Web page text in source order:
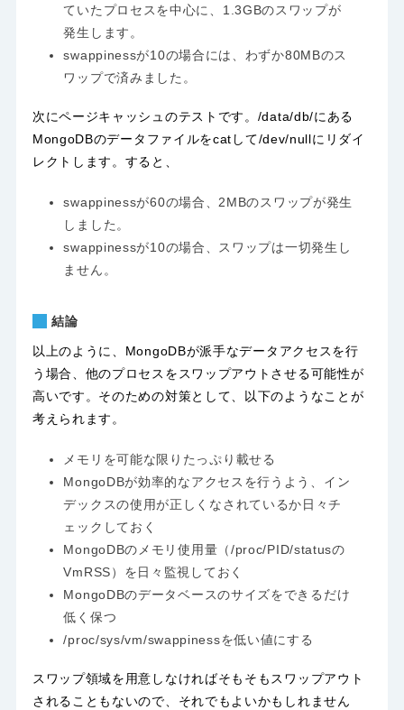
ていたプロセスを中心に、1.3GBのスワップが
発生します。
swappinessが10の場合には、わずか80MBのス
ワップで済みました。
次にページキャッシュのテストです。/data/db/にある
MongoDBのデータファイルをcatして/dev/nullにリダイ
レクトします。すると、
swappinessが60の場合、2MBのスワップが発生
しました。
swappinessが10の場合、スワップは一切発生し
ません。
結論
以上のように、MongoDBが派手なデータアクセスを行
う場合、他のプロセスをスワップアウトさせる可能性が
高いです。そのための対策として、以下のようなことが
考えられます。
メモリを可能な限りたっぷり載せる
MongoDBが効率的なアクセスを行うよう、イン
デックスの使用が正しくなされているか日々チ
ェックしておく
MongoDBのメモリ使用量（/proc/PID/statusの
VmRSS）を日々監視しておく
MongoDBのデータベースのサイズをできるだけ
低く保つ
/proc/sys/vm/swappinessを低い値にする
スワップ領域を用意しなければそもそもスワップアウト
されることもないので、それでもよいかもしれません